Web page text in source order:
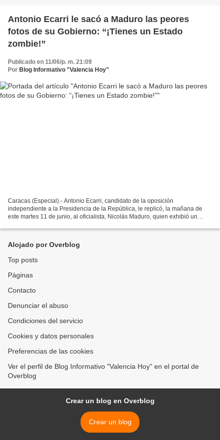
Antonio Ecarri le sacó a Maduro las peores
fotos de su Gobierno: “¡Tienes un Estado
zombie!”
Publicado en 11/06/p. m. 21:09
Por Blog Informativo "Valencia Hoy"
Caracas (Especial).- Antonio Ecarri, candidato de la oposición
independiente a la Presidencia de la República, le replicó, la mañana de
este martes 11 de junio, al oficialista, Nicolás Maduro, quien exhibió un
Alojado por Overblog
Top posts
Páginas
Contacto
Denunciar el abuso
Condiciones del servicio
Cookies y datos personales
Preferencias de las cookies
Ver el perfil de Blog Informativo "Valencia Hoy" en el portal de
Overblog
Crear un blog en Overblog
Crear un blog